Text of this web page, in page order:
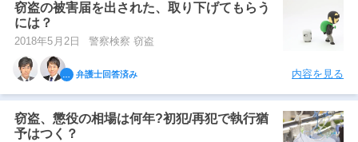
窃盗の被害届を出された、取り下げてもらう
には？
2018年5月2日 警察検察 窃盗
弁護士回答済み 内容を見る
窃盗、懲役の相場は何年?初犯/再犯で執行猶
予はつく？